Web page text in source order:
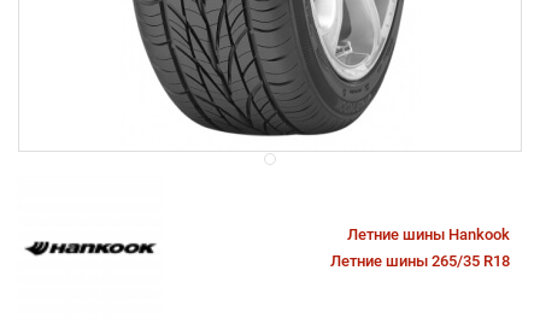
Летние шины Hankook
Летние шины 265/35 R18